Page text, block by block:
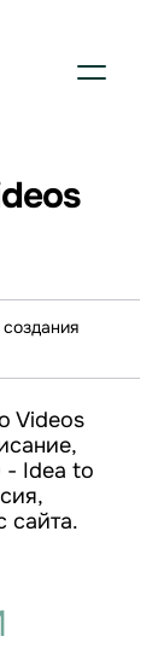
Videos
- Idea to
сайта.